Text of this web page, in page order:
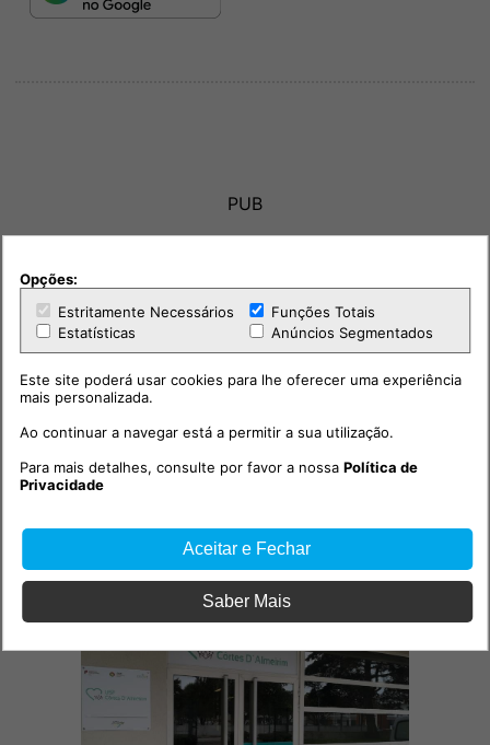
PUB
Outras notícias
Opções:
Estritamente Necessários
Funções Totais
Estatísticas
Anúncios Segmentados
Este site poderá usar cookies para lhe oferecer uma experiência
mais personalizada.
Ao continuar a navegar está a permitir a sua utilização.
Para mais detalhes, consulte por favor a nossaPolítica de
Privacidade
Aceitar e Fechar
Saber Mais